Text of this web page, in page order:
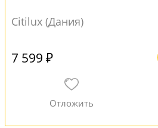
Citilux (Дания)
7 599 ₽